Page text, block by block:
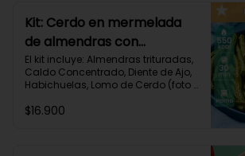
Kit: Cerdo en mermelada
de almendras con
habichuelas y criollas al
horno-144
El kit incluye: Almendras trituradas,
Caldo Concentrado, Diente de Ajo,
Habichuelas, Lomo de Cerdo (foto
Criolla, Receta Impresa.
$16.900